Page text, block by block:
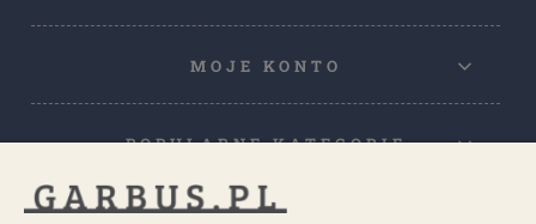
MOJE KONTO
POPULARNE KATEGORIE